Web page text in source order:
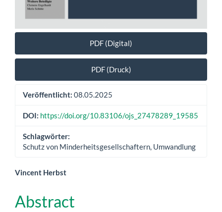
PDF (Digital)
PDF (Druck)
Veröffentlicht: 08.05.2025
DOI: https://doi.org/10.83106/ojs_27478289_19585
Schlagwörter:
Schutz von Minderheitsgesellschaftern, Umwandlung
Hauptsächlicher
Artikelinhalt
Vincent Herbst
Abstract